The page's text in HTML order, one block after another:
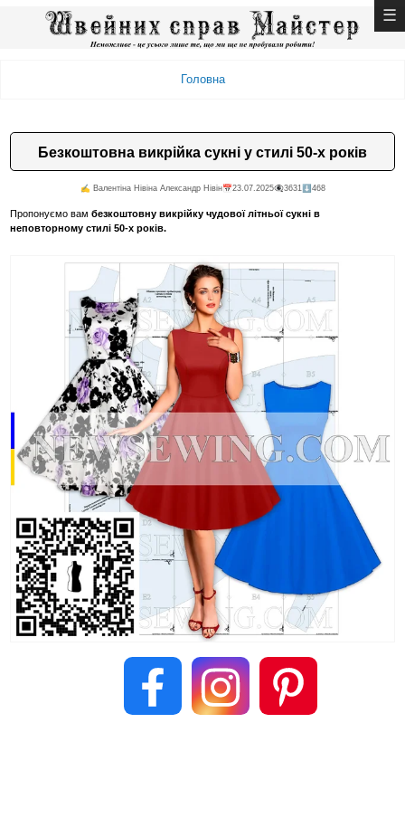
Головна
Безкоштовна викрійка сукні у стилі 50-х років
✍️ Валентiна Нiвiна Александр Нiвiн📅23.07.2025👁️‍🗨️3631⬇️468
Пропонуємо вамбезкоштовну викрійку чудової літньої сукні в
неповторному стилі 50-х років.